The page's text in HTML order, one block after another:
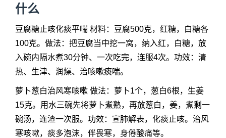
什么
豆腐糖止咳化痰平喘 材料：豆腐500克，红糖，白糖各
100克。做法：把豆腐当中挖一窝，纳入红，白糖，放
入碗内隔水煮30分钟、一次吃完，连服4次。功效：清
热、生津、润燥、治咳嗽痰喘。
萝卜葱白治风寒咳嗽 做法：萝卜1个，葱白6根，生姜
15克。用水三碗先将萝卜煮熟，再放葱白，姜，煮剩一
碗汤，连渣一次服。功效：宣肺解表，化痰止咳。治风
寒咳嗽，痰多泡沫，伴畏寒，身倦酸痛等。